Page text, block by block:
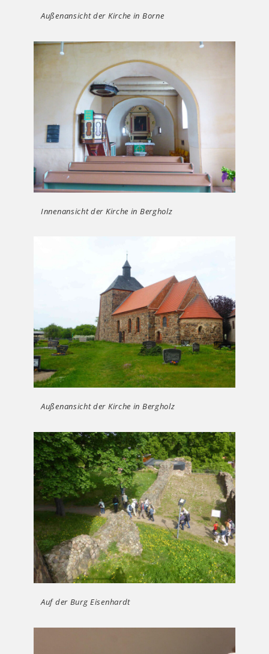
Außenansicht der Kirche in Borne
Innenansicht der Kirche in Bergholz
Außenansicht der Kirche in Bergholz
Auf der Burg Eisenhardt